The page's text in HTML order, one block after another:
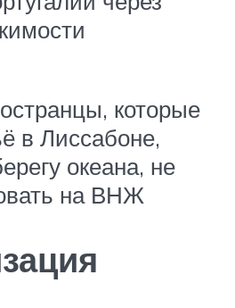
которые
в Лиссабоне,
океана, не
на ВНЖ